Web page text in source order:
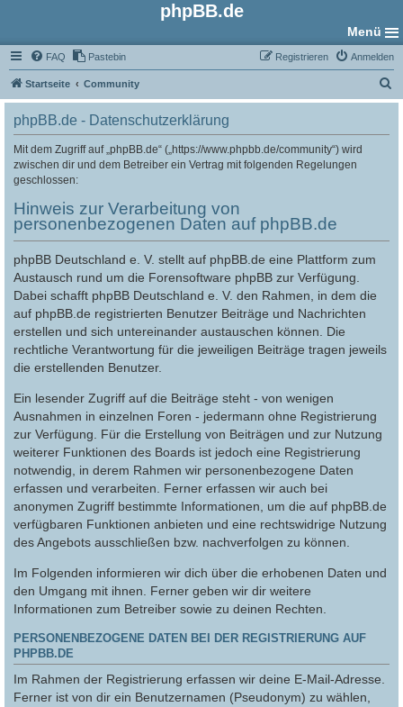
phpBB.de
Menü
FAQ Pastebin Anmelden
Registrieren
Startseite Community
u
phpBB.de - Datenschutzerklärung
Mit dem Zugriff auf „phpBB.de“ („https://www.phpbb.de/community“) wird
zwischen dir und dem Betreiber ein Vertrag mit folgenden Regelungen
geschlossen:
Hinweis zur Verarbeitung von
personenbezogenen Daten auf phpBB.de
phpBB Deutschland e. V. stellt auf phpBB.de eine Plattform zum
Austausch rund um die Forensoftware phpBB zur Verfügung.
Dabei schafft phpBB Deutschland e. V. den Rahmen, in dem die
auf phpBB.de registrierten Benutzer Beiträge und Nachrichten
erstellen und sich untereinander austauschen können. Die
rechtliche Verantwortung für die jeweiligen Beiträge tragen jeweils
die erstellenden Benutzer.
Ein lesender Zugriff auf die Beiträge steht - von wenigen
Ausnahmen in einzelnen Foren - jedermann ohne Registrierung
zur Verfügung. Für die Erstellung von Beiträgen und zur Nutzung
weiterer Funktionen des Boards ist jedoch eine Registrierung
notwendig, in derem Rahmen wir personenbezogene Daten
erfassen und verarbeiten. Ferner erfassen wir auch bei
anonymen Zugriff bestimmte Informationen, um die auf phpBB.de
verfügbaren Funktionen anbieten und eine rechtswidrige Nutzung
des Angebots ausschließen bzw. nachverfolgen zu können.
Im Folgenden informieren wir dich über die erhobenen Daten und
den Umgang mit ihnen. Ferner geben wir dir weitere
Informationen zum Betreiber sowie zu deinen Rechten.
PERSONENBEZOGENE DATEN BEI DER REGISTRIERUNG AUF
PHPBB.DE
Im Rahmen der Registrierung erfassen wir deine E-Mail-Adresse.
Ferner ist von dir ein Benutzernamen (Pseudonym) zu wählen,